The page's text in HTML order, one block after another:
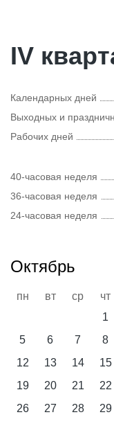
IV
Календарных дней
Выходных и
Рабочих дней
40-часовая неделя
36-часовая неделя
24-часовая неделя
Октябрь
пн вт ср чт
1
5
6 7 8
12
13 14 15
19
20 21 22
26
27 28 29